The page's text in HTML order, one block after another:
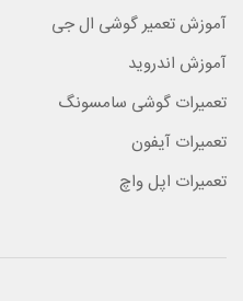
آموزش تعمیر گوشی ال جی
آموزش اندروید
تعمیرات گوشی سامسونگ
تعمیرات آیفون
تعمیرات اپل واچ